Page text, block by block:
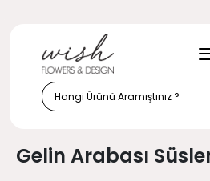
KAPAT
Gelin Arabası